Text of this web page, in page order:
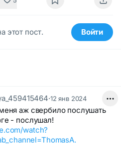
этот пост. Войти
·12 янв 2024
аж свербило послушать
- послушал!
watch?